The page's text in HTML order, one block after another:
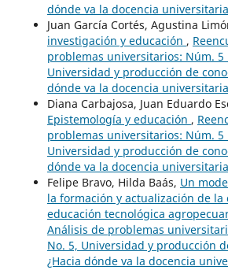
dónde va la docencia
Juan García Cortés, Agustina
investigación y educación ,
problemas universitarios: Núm. 5
Universidad y producción de
dónde va la docencia
Diana Carbajosa, Juan Eduardo
Epistemología y educación ,
problemas universitarios: Núm. 5
Universidad y producción de
dónde va la docencia
Felipe Bravo, Hilda Baás, Un
la formación y actualización de la
educación tecnológica
Análisis de problemas
No. 5, Universidad y producción
¿Hacia dónde va la docencia